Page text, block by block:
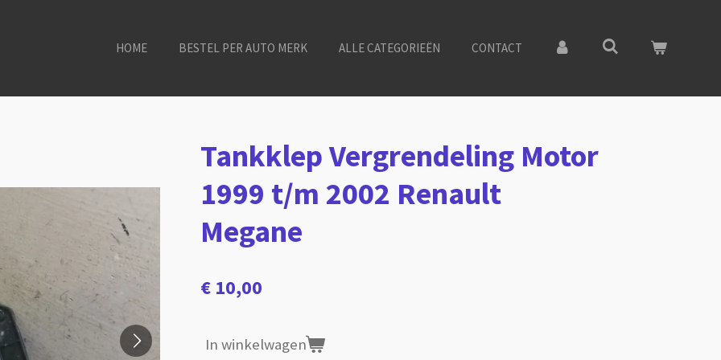
HOME BESTEL PER AUTO MERK ALLE CATEGORIEËN CONTACT
Tankklep Vergrendeling Motor
1999 t/m 2002 Renault
Megane
€ 10,00
In winkelwagen